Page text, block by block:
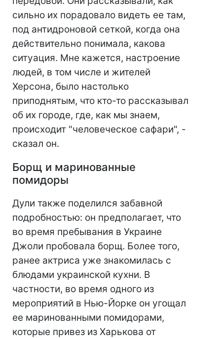
сильно их порадовало видеть ее там,
под антидроновой сеткой, когда она
действительно понимала, какова
ситуация. Мне кажется, настроение
людей, в том числе и жителей
Херсона, было настолько
приподнятым, что кто-то рассказывал
об их городе, где, как мы знаем,
происходит "человеческое сафари", -
сказал он.
Борщ и маринованные
помидоры
Дули также поделился забавной
подробностью: он предполагает, что
во время пребывания в Украине
Джоли пробовала борщ. Более того,
ранее актриса уже знакомилась с
блюдами украинской кухни. В
частности, во время одного из
мероприятий в Нью-Йорке он угощал
ее маринованными помидорами,
которые привез из Харькова от